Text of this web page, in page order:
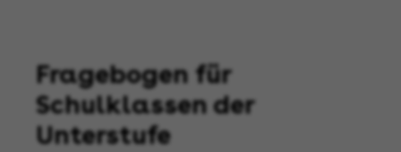
Fragebogen für
Schulklassen der
Unterstufe